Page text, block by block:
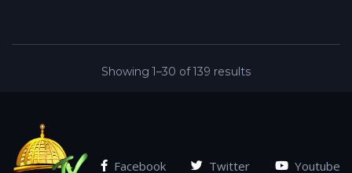
Showing 1–30 of 139 results
Facebook Twitter Youtube